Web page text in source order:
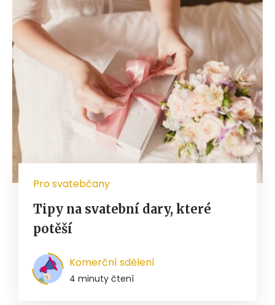
Pro svatebčany
Tipy na svatební dary, které
potěší
Komerční sdělení
4 minuty čtení